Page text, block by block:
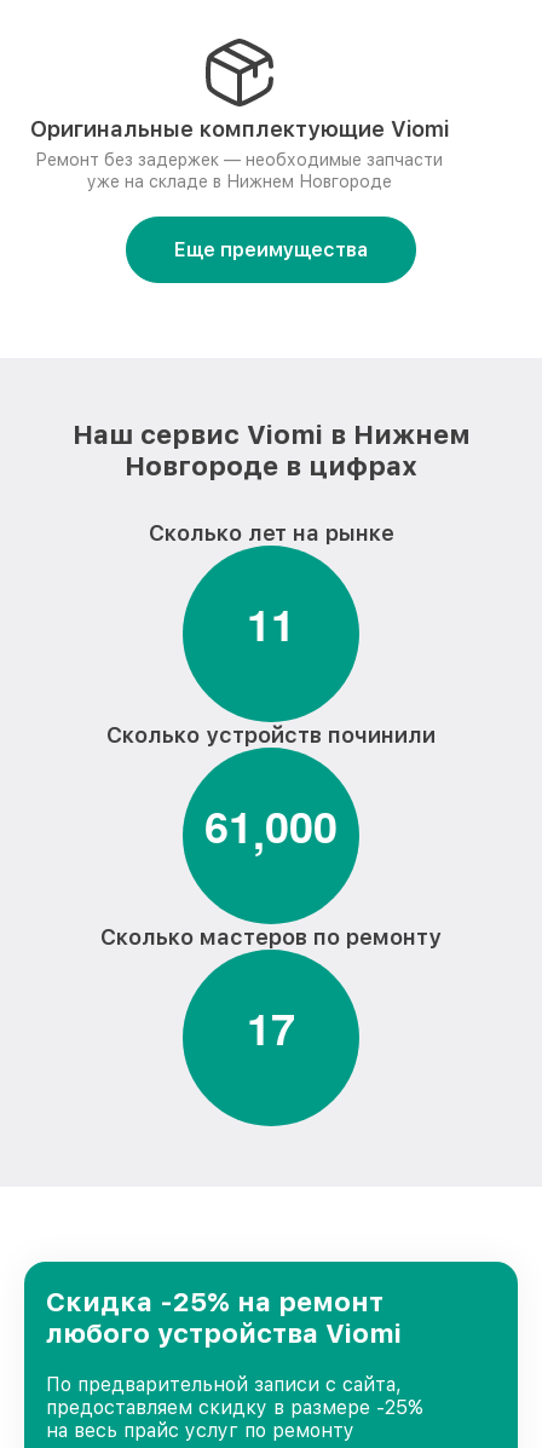
Оригинальные комплектующие Viomi
Ремонт без задержек — необходимые запчасти
уже на складе в Нижнем Новгороде
Еще преимущества
Наш сервис Viomi в Нижнем
Новгороде в цифрах
Сколько лет на рынке
11
Сколько устройств починили
61,000
Сколько мастеров по ремонту
17
Скидка -25% на ремонт
любого устройства Viomi
По предварительной записи с сайта,
предоставляем скидку в размере -25%
на весь прайс услуг по ремонту